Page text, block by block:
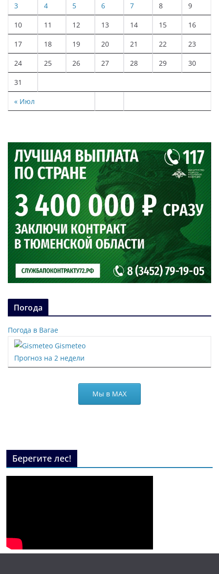
« Июл
3 4 5 6 7 8 9
10 11 12 13 14 15 16
17 18 19 20 21 22 23
24 25 26 27 28 29 30
31
Погода
Погода в Вагае
Gismeteo
Прогноз на 2 недели
Мы в МАХ
Берегите лес!